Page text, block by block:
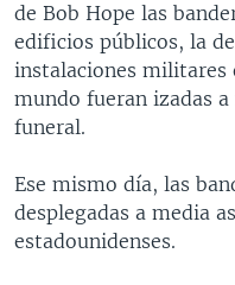
VENEZUELA
BRASIL
NICARAGUA
ECONOMÍA
ENTRETENIMIENTO Y
TECNOLOGÍA
DEPORTES
CIENCIA Y SALUD
MULTIMEDIA
VIDEOS
FOTOGRAFÍA
AUDIOS
PROGRAMAS TV
EL MUNDO AL DÍA
FORO INTERAMERICANO
VISIÓN 360
LAS CLAVES
RADIO
AVANCE INFORMATIVO
AUDIONOTICIAS
BUENOS DÍAS AMÉRICA
DIRECT
DOCUMENTALES DE LA VOA
Learning English
de Bob Hope las
edificios públicos, la
instalaciones militares
mundo fueran izadas
funeral.
Ese mismo día, las
desplegadas a media
estadounidenses.